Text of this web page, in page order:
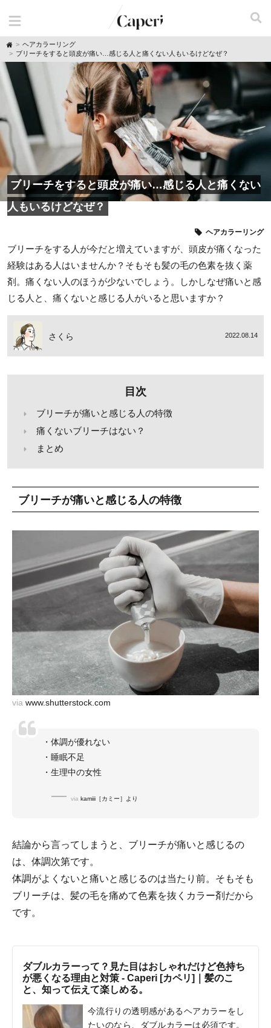
H
o
m
ヘアカラーリング
ブリーチをすると頭皮が痛い…感じる人と痛くない人もいるけどなぜ？
ブリーチをすると頭皮が痛い…感じる人と痛くない
人もいるけどなぜ？
ヘアカラーリング
ブリーチをする人が今だと増えていますが、頭皮が痛くなった
経験はある人はいませんか？そもそも髪の毛の色素を抜く薬
剤。痛くない人のほうが少ないでしょう。しかしなぜ痛いと感
じる人と、痛くないと感じる人がいると思いますか？
さくら 2022.08.14
目次
ブリーチが痛いと感じる人の特徴
痛くないブリーチはない？
まとめ
ブリーチが痛いと感じる人の特徴
via www.shutterstock.com
・体調が優れない
・睡眠不足
・生理中の女性
via kamiii［カミー］より
結論から言ってしまうと、ブリーチが痛いと感じるの
は、体調次第です。
体調がよくないと痛いと感じるのは当たり前。そもそも
ブリーチは、髪の毛を痛めて色素を抜くカラー剤だから
です。
ダブルカラーって？見た目はおしゃれだけど色持ち
が悪くなる理由と対策 - Caperi [カペリ]｜髪のこ
と、知って伝えて楽しめる。
今流行りの透明感があるヘアカラーをし
たいのなら、ダブルカラーは必須です。